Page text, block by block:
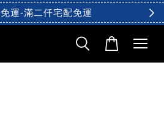
運-滿二仟宅配免運